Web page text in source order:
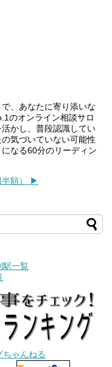
、あなたに寄り添いな
のオンライン相談サロ
かし、普段認識してい
気づいていない可能性
なる60分のリーディン
半額） ▶